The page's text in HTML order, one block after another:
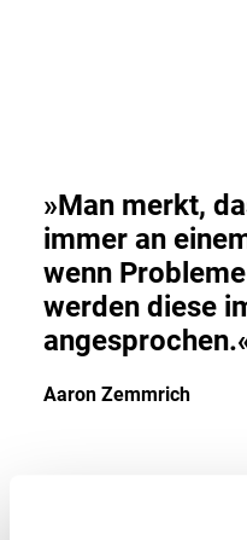
»Man merkt,
immer an
wenn
werden diese
Aaron Zemmrich
Was waren deine